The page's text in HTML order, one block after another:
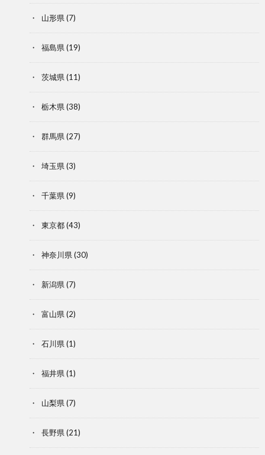
山形県(7)
福島県(19)
茨城県(11)
栃木県(38)
群馬県(27)
埼玉県(3)
千葉県(9)
東京都(43)
神奈川県(30)
新潟県(7)
富山県(2)
石川県(1)
福井県(1)
山梨県(7)
長野県(21)